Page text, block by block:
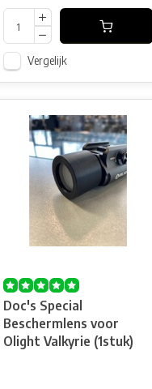
Vergelijk
Doc's Special
Beschermlens voor
Olight Valkyrie (1stuk)